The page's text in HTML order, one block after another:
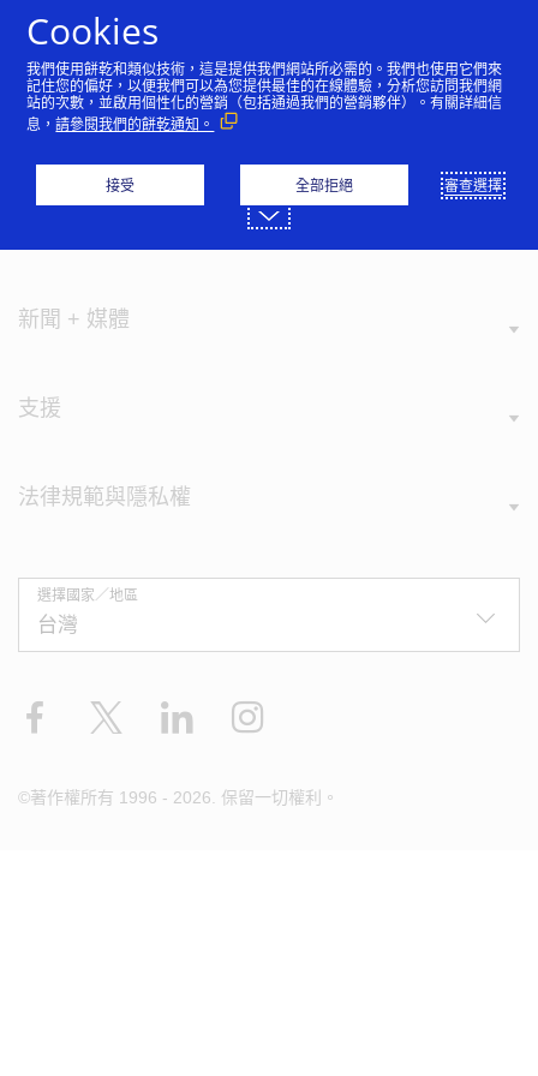
新聞 + 媒體
支援
法律規範與隱私權
選擇國家／地區
Facebook LinkedIn
©著作權所有 1996 - 2026. 保留一切權利。
Cookies
我們使用餅乾和類似技術，這是提供我們網站所必需的。我們也使用它們來
記住您的偏好，以便我們可以為您提供最佳的在線體驗，分析您訪問我們網
站的次數，並啟用個性化的營銷（包括通過我們的營銷夥伴）。有關詳細信
息，請參閱我們的餅乾通知。
接受 全部拒絕 審查選擇